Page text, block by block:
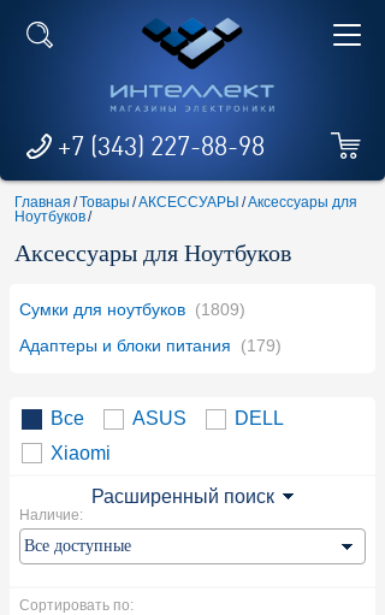
+7 (343) 227-88-98
Главная /Товары /АКСЕССУАРЫ /Аксессуары для
Ноутбуков/
Аксессуары для Ноутбуков
Сумки для ноутбуков (1809)
Адаптеры и блоки питания
(179)
Все ASUS
DELL
Xiaomi
Расширенный поиск
Наличие:
Сортировать по: